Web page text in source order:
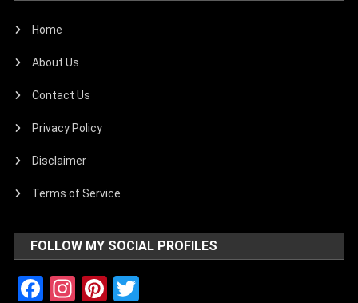
Home
About Us
Contact Us
Privacy Policy
Disclaimer
Terms of Service
FOLLOW MY SOCIAL PROFILES
Facebook
Instagram
Pinterest